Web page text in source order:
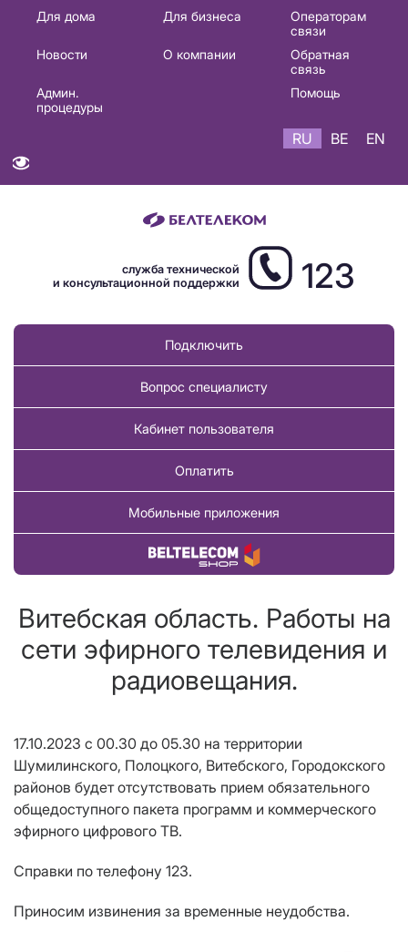
Основная
навигация
Для дома Для бизнеса
Операторам
связи
Новости
О компании
Обратная
связь
Админ.
процедуры
Помощь
RU BE EN
служба технической
и консультационной поддержки
123
Подключить
Вопрос специалисту
Кабинет пользователя
Оплатить
Мобильные приложения
Купить товар
Витебская область. Работы на
сети эфирного телевидения и
радиовещания.
17.10.2023 с 00.30 до 05.30 на территории
Шумилинского, Полоцкого, Витебского, Городокского
районов будет отсутствовать прием обязательного
общедоступного пакета программ и коммерческого
эфирного цифрового ТВ.
Справки по телефону 123.
Приносим извинения за временные неудобства.